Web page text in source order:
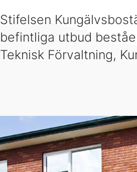
Stifelsen
befintliga utbud
Teknisk Förvaltning,